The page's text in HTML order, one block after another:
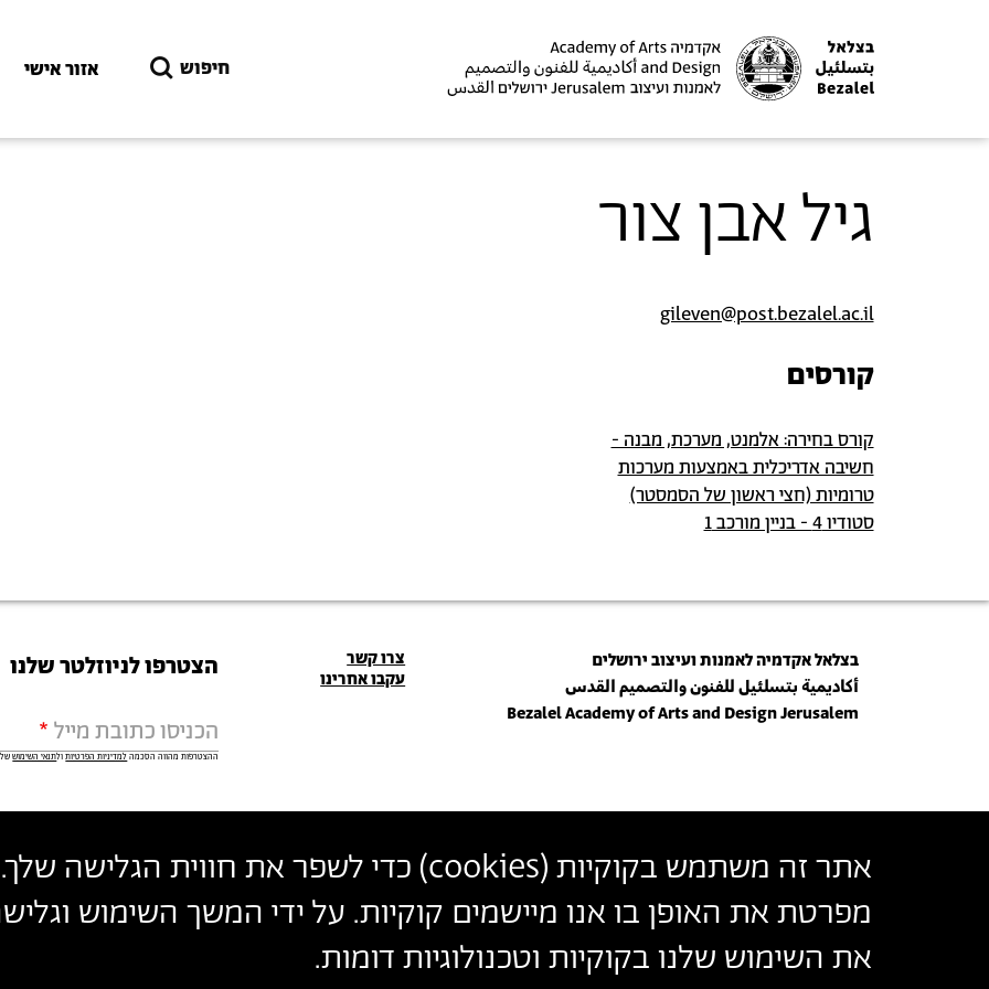
אתר זה משתמש בקוקיות (cookies) כדי לשפר את חווית הגלישה
מפרטת את האופן בו אנו מיישמים קוקיות. על ידי המשך השימוש
את השימוש שלנו בקוקיות וטכנולוגיות דומות.
חיפוש אזור אישי
גיל אבן צור
gileven@post.bezalel.ac.il
קורסים
קורס בחירה: אלמנט, מערכת, מבנה -
חשיבה אדריכלית באמצעות מערכות
טרומיות (חצי ראשון של הסמסטר)
סטודיו 4 - בניין מורכב 1
בצלאל אקדמיה לאמנות ועיצוב ירושלים
أكاديمية بتسلئيل للفنون والتصميم القدس
Bezalel Academy of Arts and Design Jerusalem
פרטי
יצירת
צרו קשר
עקבו אחרינו
הצטרפו לניוזלטר שלנו
הכניסו כתובת מייל
ההצטרפות מהווה הסכמה למדיניות הפרטיותולתנאי השימוששל
© 2026 בצלאל אקדמיה לאמנות ועיצוב ירושלים הצהרת נגישות מדיניות פרטיות